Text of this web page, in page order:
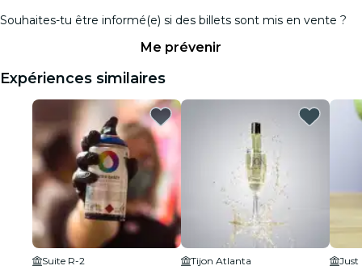
Souhaites-tu être informé(e) si des billets sont mis en vente ?
Me prévenir
Expériences similaires
Suite R-2
Tijon Atlanta